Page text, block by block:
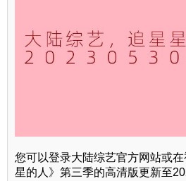
您可以登录大陆综艺官方网站或
星的人》第三季的高清版更新至